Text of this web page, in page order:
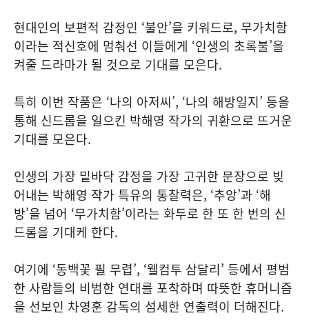
현대인의 보편적 감정인 ‘불안’을 키워드로, 무가치함
이라는 적신호에 멈춰선 이들에게 ‘인생의 초록불’을
켜줄 드라마가 될 것으로 기대를 모은다.
특히 이번 작품은 ‘나의 아저씨’, ‘나의 해방일지’ 등을
통해 신드롬을 일으킨 박해영 작가의 귀환으로 뜨거운
기대를 모은다.
인생의 가장 밑바닥 감정을 가장 고귀한 문장으로 빚
어내는 박해영 작가 특유의 통찰력은, ‘추앙’과 ‘해
방’을 넘어 ‘무가치함’이라는 화두로 한 또 한 번의 신
드롬을 기대케 한다.
여기에 ‘동백꽃 필 무렵’, ‘웰컴투 삼달리’ 등에서 평범
한 사람들의 비범한 연대를 포착하며 따뜻한 휴머니즘
을 선보인 차영훈 감독의 섬세한 연출력이 더해진다.